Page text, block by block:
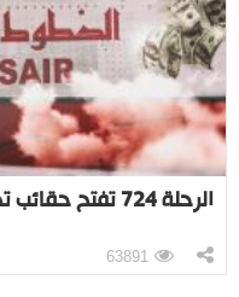
الرحلة 724 تفتح حقائب تجاوزات شركة الوزير
63891